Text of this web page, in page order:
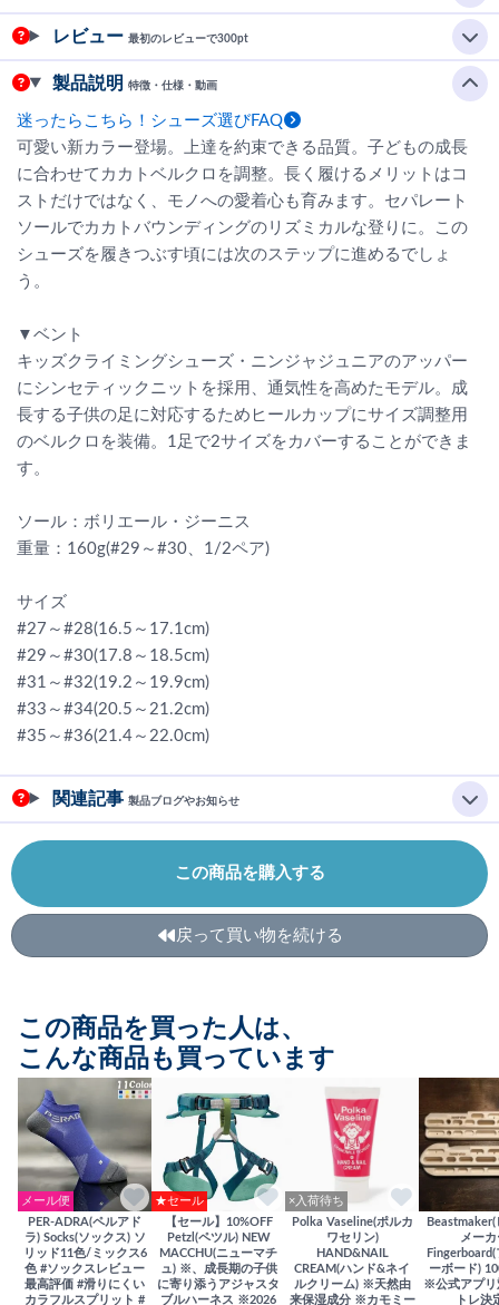
レビュー 最初のレビューで300pt
製品説明 特徴・仕様・動画
迷ったらこちら！シューズ選びFAQ
可愛い新カラー登場。上達を約束できる品質。子どもの成長
に合わせてカカトベルクロを調整。長く履けるメリットはコ
ストだけではなく、モノへの愛着心も育みます。セパレート
ソールでカカトバウンディングのリズミカルな登りに。この
シューズを履きつぶす頃には次のステップに進めるでしょ
う。
▼ベント
キッズクライミングシューズ・ニンジャジュニアのアッパー
にシンセティックニットを採用、通気性を高めたモデル。成
長する子供の足に対応するためヒールカップにサイズ調整用
のベルクロを装備。1足で2サイズをカバーすることができま
す。
ソール：ボリエール・ジーニス
重量：160g(#29～#30、1/2ペア)
サイズ
#27～#28(16.5～17.1cm)
#29～#30(17.8～18.5cm)
#31～#32(19.2～19.9cm)
#33～#34(20.5～21.2cm)
#35～#36(21.4～22.0cm)
関連記事 製品ブログやお知らせ
この商品を購入する
戻って買い物を続ける
この商品を買った人は、
こんな商品も買っています
メール便
PER-ADRA(ペルアド
ラ) Socks(ソックス) ソ
リッド11色/ミックス6
色 #ソックスレビュー
最高評価 #滑りにくい
カラフルスプリット #
★セール
【セール】10%OFF
Petzl(ペツル) NEW
MACCHU(ニューマチ
ュ) ※、成長期の子供
に寄り添うアジャスタ
ブルハーネス ※2026
×入荷待ち
Polka Vaseline(ポルカ
ワセリン)
HAND&NAIL
CREAM(ハンド&ネイ
ルクリーム) ※天然由
来保湿成分 ※カモミー
メーカ
ーボード)
※公式アプ
トレ決